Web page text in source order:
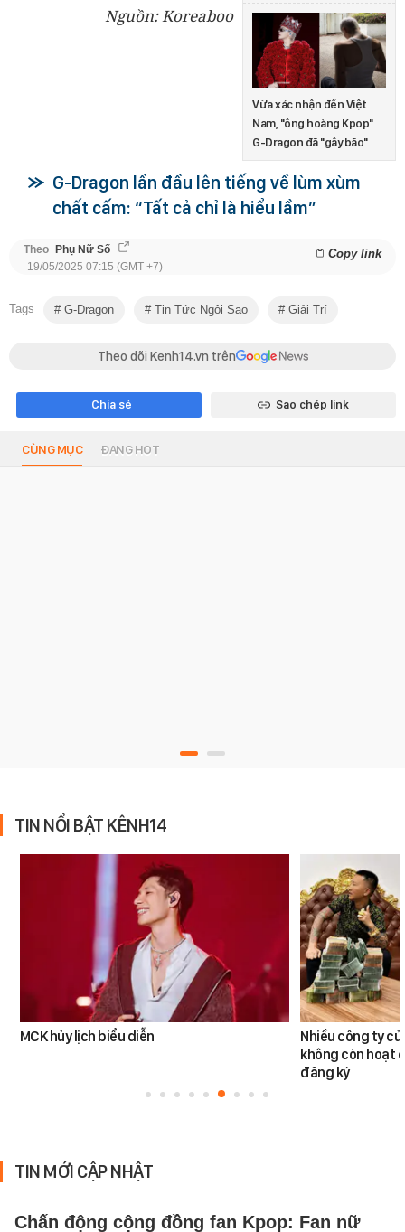
Vừa xác nhận đến Việt
Nam, "ông hoàng Kpop"
G-Dragon đã "gây bão"
Nguồn: Koreaboo
G-Dragon lần đầu lên tiếng về lùm xùm
chất cấm: “Tất cả chỉ là hiểu lầm”
Theo Phụ Nữ Số Copy link
19/05/2025 07:15 (GMT +7)
Tags G-Dragon Tin Tức Ngôi Sao Giải Trí
Theo dõi Kenh14.vn trên
Chia sẻ Sao chép link
CÙNG MỤC ĐANG HOT
TIN NỔI BẬT KÊNH14
MCK hủy lịch biểu diễn
Nhiều công ty
không còn hoạt
đăng ký
TIN MỚI CẬP NHẬT
Chấn động cộng đồng fan Kpop: Fan nữ